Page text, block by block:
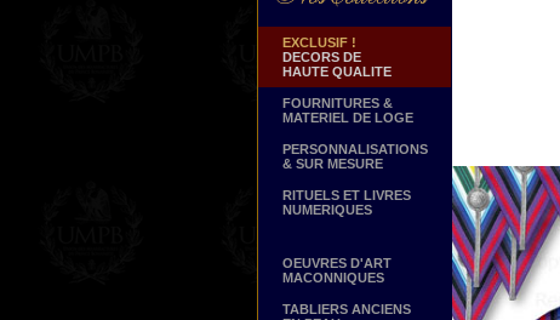
EXCLUSIF !
DECORS DE
HAUTE QUALITE
FOURNITURES &
MATERIEL DE LOGE
PERSONNALISATIONS
& SUR MESURE
RITUELS ET LIVRES
NUMERIQUES
OEUVRES D'ART
MACONNIQUES
TABLIERS ANCIENS